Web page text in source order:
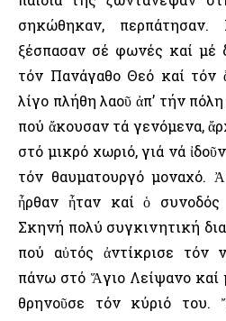
σηκώθηκαν, περπάτησαν.
ξέσπασαν σέ φωνές καί μέ
τόν Πανάγαθο Θεό καί τόν
λίγο πλήθη λαοῦ ἀπ’ τήν
πού ἄκουσαν τά γενόμενα,
στό μικρό χωριό, γιά νά
τόν θαυματουργό μοναχό.
ἦρθαν ἦταν καί ὁ
Σκηνή πολύ συγκινητική
πού αὐτός ἀντίκρισε τόν
πάνω στό Ἅγιο Λείψανο
θρηνοῦσε τόν κύριό του.